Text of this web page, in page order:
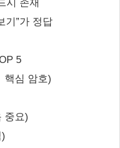
시 존재
기”가 정답
5
핵심 암호)
중요)